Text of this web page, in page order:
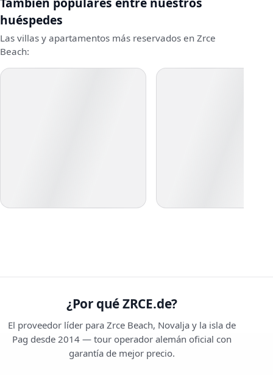
huéspedes
Las villas y apartamentos más reservados en Zrce
Beach:
¿Por qué ZRCE.de?
El proveedor líder para Zrce Beach, Novalja y la isla de
Pag desde 2014 — tour operador alemán oficial con
garantía de mejor precio.